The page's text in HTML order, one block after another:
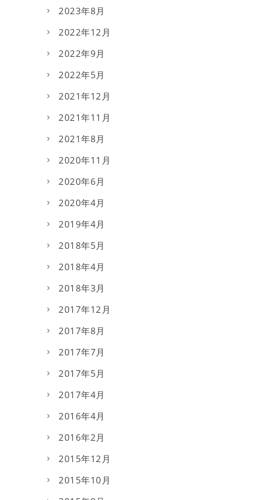
2023年8月
2022年12月
2022年9月
2022年5月
2021年12月
2021年11月
2021年8月
2020年11月
2020年6月
2020年4月
2019年4月
2018年5月
2018年4月
2018年3月
2017年12月
2017年8月
2017年7月
2017年5月
2017年4月
2016年4月
2016年2月
2015年12月
2015年10月